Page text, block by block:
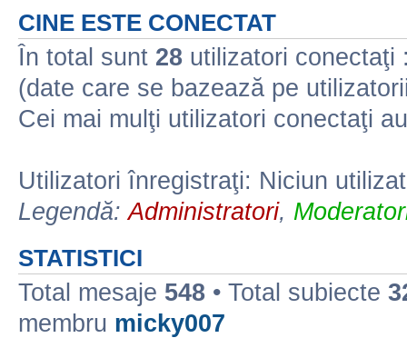
CINE ESTE CONECTAT
În total sunt 28 utilizatori conectaţi
(date care se bazează pe
Cei mai mulţi utilizatori conectaţi
Utilizatori înregistraţi: Niciun
Legendă:Administratori,
STATISTICI
Total mesaje 548 • Total subiecte
membru micky007